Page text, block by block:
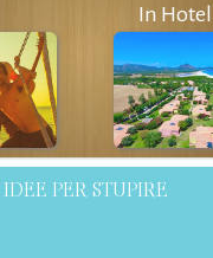
In
IDEE PER STUPIRE